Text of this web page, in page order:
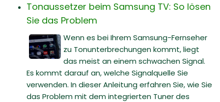
Tonaussetzer beim Samsung TV: So lösen
Sie das Problem
Wenn es bei Ihrem Samsung-Fernseher
zu Tonunterbrechungen kommt, liegt
das meist an einem schwachen Signal.
Es kommt darauf an, welche Signalquelle Sie
verwenden. In dieser Anleitung erfahren Sie, wie Sie
das Problem mit dem integrierten Tuner des